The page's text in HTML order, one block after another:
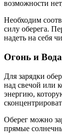
возможности
Необходим
силу оберега.
надеть на себя
Огонь и Вода
Для зарядки
над свечой или
энергию,
Оберег можно
прямые